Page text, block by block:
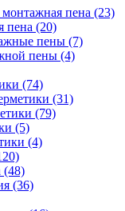
пена (23)
пена (20)
пены (7)
пены (4)
(74)
(31)
(79)
(5)
(4)
(48)
(36)